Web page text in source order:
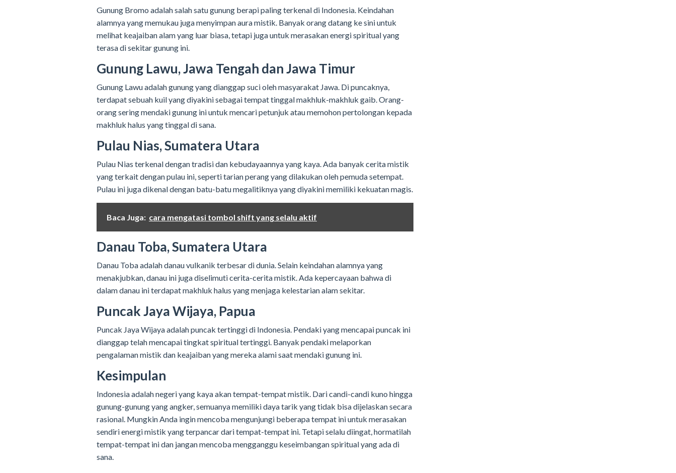
Gunung Bromo adalah salah satu gunung berapi paling terkenal di Indonesia. Keindahan
alamnya yang memukau juga menyimpan aura mistik. Banyak orang datang ke sini untuk
melihat keajaiban alam yang luar biasa, tetapi juga untuk merasakan energi spiritual yang
terasa di sekitar gunung ini.
Gunung Lawu, Jawa Tengah dan Jawa Timur
Gunung Lawu adalah gunung yang dianggap suci oleh masyarakat Jawa. Di puncaknya,
terdapat sebuah kuil yang diyakini sebagai tempat tinggal makhluk-makhluk gaib. Orang-
orang sering mendaki gunung ini untuk mencari petunjuk atau memohon pertolongan kepada
makhluk halus yang tinggal di sana.
Pulau Nias, Sumatera Utara
Pulau Nias terkenal dengan tradisi dan kebudayaannya yang kaya. Ada banyak cerita mistik
yang terkait dengan pulau ini, seperti tarian perang yang dilakukan oleh pemuda setempat.
Pulau ini juga dikenal dengan batu-batu megalitiknya yang diyakini memiliki kekuatan magis.
Baca Juga: cara mengatasi tombol shift yang selalu aktif
Danau Toba, Sumatera Utara
Danau Toba adalah danau vulkanik terbesar di dunia. Selain keindahan alamnya yang
menakjubkan, danau ini juga diselimuti cerita-cerita mistik. Ada kepercayaan bahwa di
dalam danau ini terdapat makhluk halus yang menjaga kelestarian alam sekitar.
Puncak Jaya Wijaya, Papua
Puncak Jaya Wijaya adalah puncak tertinggi di Indonesia. Pendaki yang mencapai puncak ini
dianggap telah mencapai tingkat spiritual tertinggi. Banyak pendaki melaporkan
pengalaman mistik dan keajaiban yang mereka alami saat mendaki gunung ini.
Kesimpulan
Indonesia adalah negeri yang kaya akan tempat-tempat mistik. Dari candi-candi kuno hingga
gunung-gunung yang angker, semuanya memiliki daya tarik yang tidak bisa dijelaskan secara
rasional. Mungkin Anda ingin mencoba mengunjungi beberapa tempat ini untuk merasakan
sendiri energi mistik yang terpancar dari tempat-tempat ini. Tetapi selalu diingat, hormatilah
tempat-tempat ini dan jangan mencoba mengganggu keseimbangan spiritual yang ada di
sana.